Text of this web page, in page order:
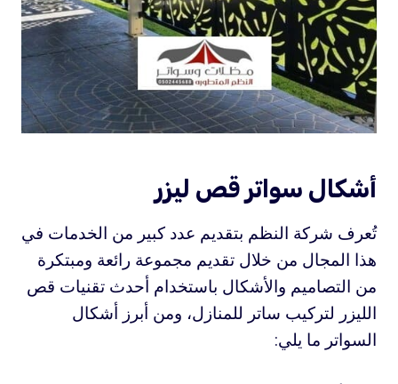
أشكال سواتر قص ليزر
تُعرف شركة النظم بتقديم عدد كبير من الخدمات في
هذا المجال من خلال تقديم مجموعة رائعة ومبتكرة
من التصاميم والأشكال باستخدام أحدث تقنيات قص
الليزر لتركيب ساتر للمنازل، ومن أبرز أشكال
السواتر ما يلي: